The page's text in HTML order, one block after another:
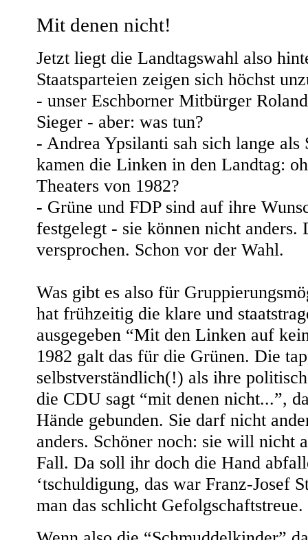
Mit denen nicht!
Jetzt liegt die Landtagswahl also
Staatsparteien zeigen sich höchst
- unser Eschborner Mitbürger
Sieger - aber: was tun?
- Andrea Ypsilanti sah sich lange als
kamen die Linken in den Landtag:
Theaters von 1982?
- Grüne und FDP sind auf ihre
festgelegt - sie können nicht anders.
versprochen. Schon vor der Wahl.
Was gibt es also für
hat frühzeitig die klare und
ausgegeben “Mit den Linken auf
1982 galt das für die Grünen. Die
selbstverständlich(!) als ihre
die CDU sagt “mit denen nicht...”,
Hände gebunden. Sie darf nicht
anders. Schöner noch: sie will nicht
Fall. Da soll ihr doch die Hand
‘tschuldigung, das war Franz-Josef
man das schlicht Gefolgschaftstreue.